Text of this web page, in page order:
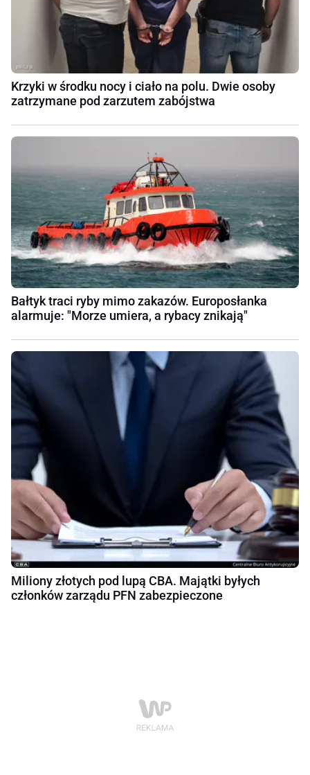
Krzyki w środku nocy i ciało na polu. Dwie osoby
zatrzymane pod zarzutem zabójstwa
Bałtyk traci ryby mimo zakazów. Europosłanka
alarmuje: "Morze umiera, a rybacy znikają"
Miliony złotych pod lupą CBA. Majątki byłych
członków zarządu PFN zabezpieczone